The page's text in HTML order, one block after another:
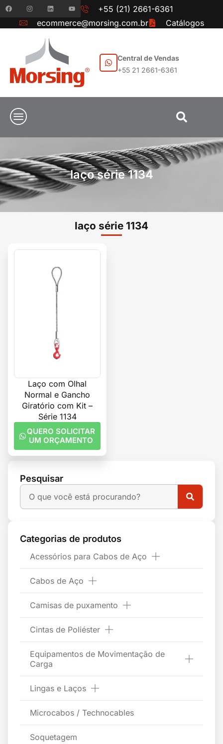
+55 (21) 2661-6361
ecommerce@morsing.com.br
Catálogos
Central de Vendas
+55 21 2661-6361
laço série 1134
Pesquisar
Categorias de produtos
Acessórios para Cabos de Aço
Cabos de Aço
Camisas de puxamento
Cintas de Poliéster
Equipamentos de Movimentação de
Carga
Lingas e Laços
Microcabos / Technocables
Soquetagem
laço série 1134
Laço com Olhal
Normal e Gancho
Giratório com Kit –
Série 1134
QUERO SOLICITAR
UM ORÇAMENTO